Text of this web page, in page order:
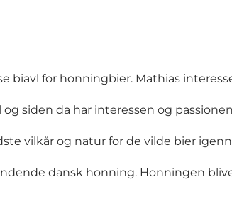
biavl for honningbier. Mathias
siden da har interessen og
vilkår og natur for de vilde bier
dansk honning. Honningen